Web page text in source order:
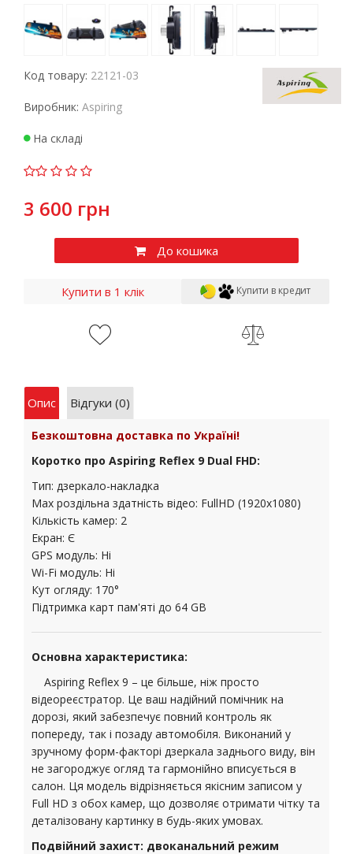
Код товару: 22121-03
Виробник: Aspiring
На складі
3 600 грн
До кошика
Купити в 1 клік Купити в кредит
Опис Відгуки (0)
Безкоштовна доставка по Україні!
Коротко про Aspiring Reflex 9 Dual FHD:
Тип: дзеркало-накладка
Max роздільна здатність відео: FullHD (1920x1080)
Кількість камер: 2
Екран: Є
GPS модуль: Ні
Wi-Fi модуль: Ні
Кут огляду: 170°
Підтримка карт пам'яті до 64 GB
Основна характеристика:
Aspiring Reflex 9 – це більше, ніж просто
відеореєстратор. Це ваш надійний помічник на
дорозі, який забезпечує повний контроль як
попереду, так і позаду автомобіля. Виконаний у
зручному форм-факторі дзеркала заднього виду, він
не загороджує огляд та гармонійно вписується в
салон. Ця модель відрізняється якісним записом у
Full HD з обох камер, що дозволяє отримати чітку та
деталізовану картинку в будь-яких умовах.
Подвійний захист: двоканальний режим